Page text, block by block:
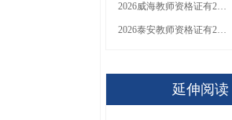
2026威海教师资格证有2000元补贴？怎么申请
2026泰安教师资格证有2000元补贴？怎么申请
延伸阅读